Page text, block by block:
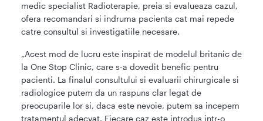
medic specialist Radioterapie, preia si evalueaza cazul,
ofera recomandari si indruma pacienta cat mai repede
catre consultul si investigatiile necesare.
„Acest mod de lucru este inspirat de modelul britanic de
la One Stop Clinic, care s-a dovedit benefic pentru
pacienti. La finalul consultului si evaluarii chirurgicale si
radiologice putem da un raspuns clar legat de
preocuparile lor si, daca este nevoie, putem sa incepem
tratamentul adecvat. Fiecare caz este introdus intr-o